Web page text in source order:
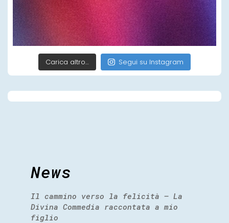
Carica altro… Segui su Instagram
News
Il cammino verso la felicità – La
Divina Commedia raccontata a mio
figlio